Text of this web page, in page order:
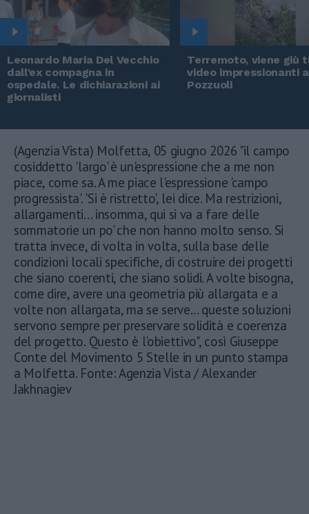
Leonardo Maria Del Vecchio
dall'ex compagna in
ospedale. Le dichiarazioni ai
giornalisti
Terremoto, viene giù
video impressionanti a
Pozzuoli
(Agenzia Vista) Molfetta, 05 giugno 2026 "il campo
cosiddetto 'largo' è un'espressione che a me non
piace, come sa. A me piace l'espressione 'campo
progressista'. 'Si è ristretto', lei dice. Ma restrizioni,
allargamenti... insomma, qui si va a fare delle
sommatorie un po' che non hanno molto senso. Si
tratta invece, di volta in volta, sulla base delle
condizioni locali specifiche, di costruire dei progetti
che siano coerenti, che siano solidi. A volte bisogna,
come dire, avere una geometria più allargata e a
volte non allargata, ma se serve... queste soluzioni
servono sempre per preservare solidità e coerenza
del progetto. Questo è l'obiettivo", così Giuseppe
Conte del Movimento 5 Stelle in un punto stampa
a Molfetta. Fonte: Agenzia Vista / Alexander
Jakhnagiev